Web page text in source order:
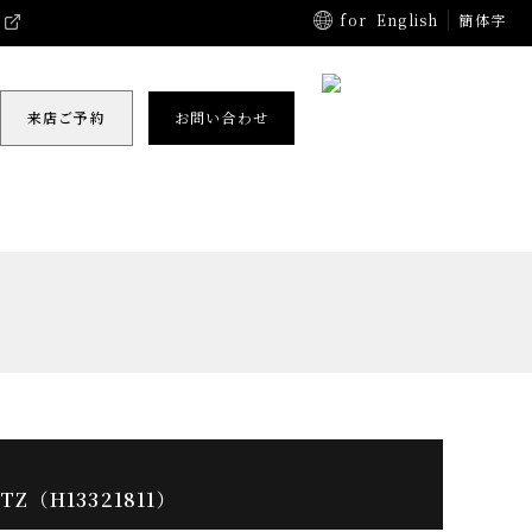
for English 簡体字
来店ご予約 お問い合わせ
H13321811）